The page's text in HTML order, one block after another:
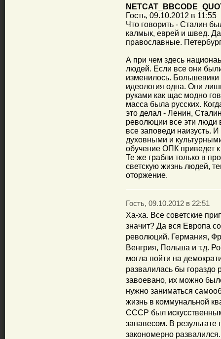
Гость, 09.10.2012 в 11:55
Что говорить - Сталин
калмык, еврей и швед.
православные.
А при чем здесь
людей. Если все они
изменилось. Большевики
идеология одна. Они
руками как щас модно
масса была русских.
это делал - Ленин,
революции все эти люди
все заповеди наизусть.
духовными и
обучение ОПК приведет
Те же грабли только в
светскую жизнь людей,
оторжение.
Гость, 09.10.2012 в 22:51
Ха-ха. Все советские
значит? Да вся Европа
революций. Германия,
Венгрия, Польша и т.д.
могла пойти на
развалилась бы
завоевано, их можно
нужно заниматься
жизнь в коммунальной
СССР был
занавесом. В результате
закономерно